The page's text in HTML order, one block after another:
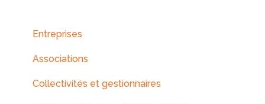
Entreprises
Associations
Collectivités et gestionnaires